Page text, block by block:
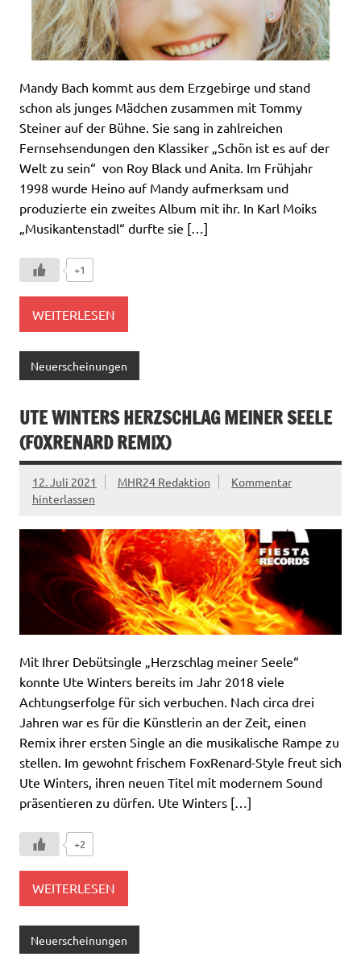
Mandy Bach kommt aus dem Erzgebirge und stand
schon als junges Mädchen zusammen mit Tommy
Steiner auf der Bühne. Sie sang in zahlreichen
Fernsehsendungen den Klassiker „Schön ist es auf der
Welt zu sein“ von Roy Black und Anita. Im Frühjahr
1998 wurde Heino auf Mandy aufmerksam und
produzierte ein zweites Album mit ihr. In Karl Moiks
„Musikantenstadl“ durfte sie […]
+1
WEITERLESEN
Neuerscheinungen
UTE WINTERS HERZSCHLAG MEINER SEELE
(FOXRENARD REMIX)
12. Juli 2021 MHR24 Redaktion
Kommentar
hinterlassen
Mit Ihrer Debütsingle „Herzschlag meiner Seele“
konnte Ute Winters bereits im Jahr 2018 viele
Achtungserfolge für sich verbuchen. Nach circa drei
Jahren war es für die Künstlerin an der Zeit, einen
Remix ihrer ersten Single an die musikalische Rampe zu
stellen. Im gewohnt frischem FoxRenard-Style freut sich
Ute Winters, ihren neuen Titel mit modernem Sound
präsentieren zu dürfen. Ute Winters […]
+2
WEITERLESEN
Neuerscheinungen